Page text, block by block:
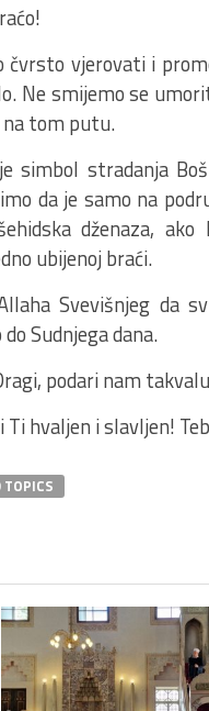
čvrsto vjerovati i
Ne smijemo se
tom putu.
simbol stradanja
da je samo na
dženaza,
ubijenoj braći.
Svevišnjeg da
Sudnjega dana.
podari nam
Ti hvaljen i slavljen!
TOPICS